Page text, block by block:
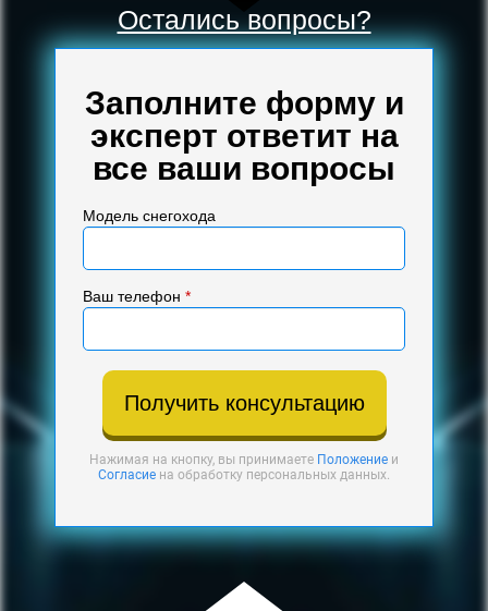
Остались вопросы?
Заполните форму и
эксперт ответит на
все ваши вопросы
Модель снегохода
Ваш телефон *
Получить консультацию
Нажимая на кнопку, вы принимаете Положение и
Согласие на обработку персональных данных.